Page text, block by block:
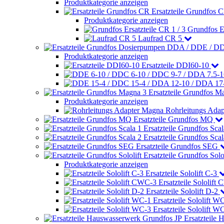
Produktkategorie anzeigen
Ersatzteile Grundfos
Produktkategorie anzeigen
Grundfos
Laufrad CR 5
Produktkategorie anzeigen
Ersatzteile DDI60-10
Ersatzteile Grundfos
Produktkategorie anzeigen
Rohrleitungs
Ersatzteile Grundfos MQ
Ersatzteile Grundfos
Ersatzteile Grundfos
Ersatzteile Grundfos SEG
Ersatzteile Grundfos
Produktkategorie anzeigen
Ersatzteile Sololift C-3
Ersatzteile Sololift
Ersatzteile Sololift D-2
Ersatzteile Sololift
Ersatzteile Sololift
Ersatzteile